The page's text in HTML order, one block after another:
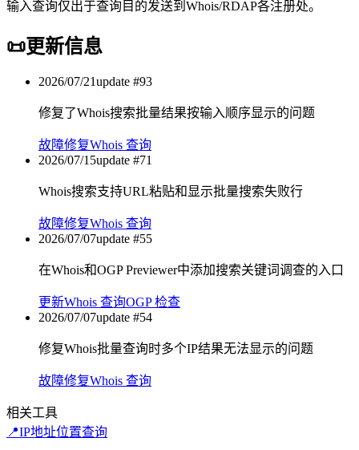
输入查询仅出于查询目的发送到Whois/RDAP各注册处。
📜更新信息
2026/07/21update #93
修复了Whois搜索批量结果按输入顺序显示的问题
故障修复Whois 查询
2026/07/15update #71
Whois搜索支持URL粘贴和显示批量搜索失败行
故障修复Whois 查询
2026/07/07update #55
在Whois和OGP Previewer中添加搜索关键词调查的入口
更新Whois 查询OGP 检查
2026/07/07update #54
修复Whois批量查询时多个IP结果无法显示的问题
故障修复Whois 查询
相关工具
📍IP地址位置查询